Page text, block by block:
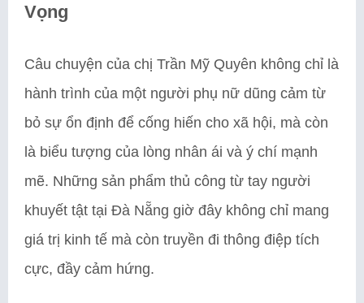
Vọng
Câu chuyện của chị Trần Mỹ Quyên không chỉ là
hành trình của một người phụ nữ dũng cảm từ
bỏ sự ổn định để cống hiến cho xã hội, mà còn
là biểu tượng của lòng nhân ái và ý chí mạnh
mẽ. Những sản phẩm thủ công từ tay người
khuyết tật tại Đà Nẵng giờ đây không chỉ mang
giá trị kinh tế mà còn truyền đi thông điệp tích
cực, đầy cảm hứng.